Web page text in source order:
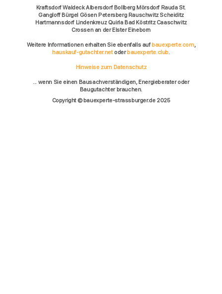
Kraftsdorf Waldeck Albersdorf Bollberg Mörsdorf Rauda St.
Gangloff Bürgel Gösen Petersberg Rauschwitz Scheiditz
Hartmannsdorf Lindenkreuz Quirla Bad Köstritz Caaschwitz
Crossen an der Elster Eineborn
Weitere Informationen erhalten Sie ebenfalls auf bauexperte.com,
hauskauf-gutachter.netoderbauexperte.club.
Hinweise zum Datenschutz
... wenn Sie einen Bausachverständigen, Energieberater oder
Baugutachter brauchen.
Copyright © bauexperte-strassburger.de 2025